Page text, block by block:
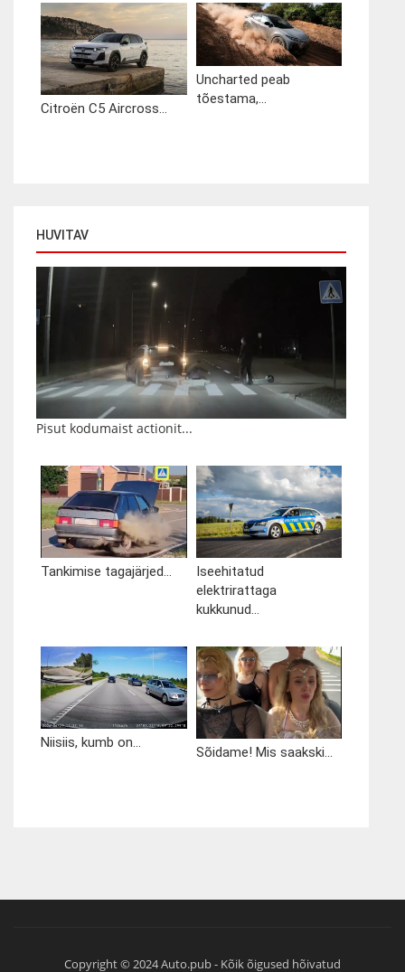
Citroën C5 Aircross...
Uncharted peab
tõestama,...
HUVITAV
Pisut kodumaist actionit...
Tankimise tagajärjed...
Iseehitatud
elektrirattaga
kukkunud...
Niisiis, kumb on...
Sõidame! Mis saakski...
Copyright © 2024 Auto.pub - Kõik õigused hõivatud